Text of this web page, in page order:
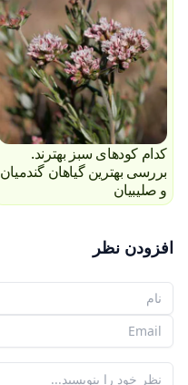
کدام کودهای سبز بهترند.
بررسی بهترین گیاهان گندمیان
و صلیبیان
افزودن نظر
نام شما
ایمیل شما
نظر شما